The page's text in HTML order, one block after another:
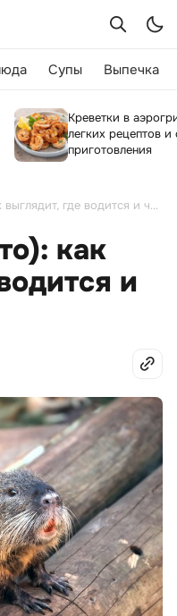
Супы Выпечка
Креветки в
легких рецептов и
приготовления
Нутрия (40 фото): как выглядит, где водится и чем питается
как
и